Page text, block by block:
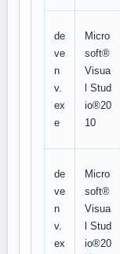
de
ve
n
v.
ex
e
Micro
soft®
Visua
l Stud
io®20
10
de
ve
n
v.
ex
Micro
soft®
Visua
l Stud
io®20